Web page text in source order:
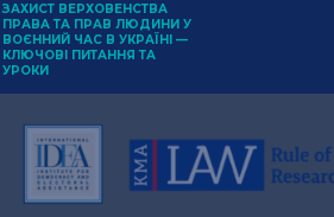
ЗАХИСТ ВЕРХОВЕНСТВА
ПРАВА ТА ПРАВ ЛЮДИНИ У
ВОЄННИЙ ЧАС В УКРАЇНІ —
КЛЮЧОВІ ПИТАННЯ ТА
УРОКИ